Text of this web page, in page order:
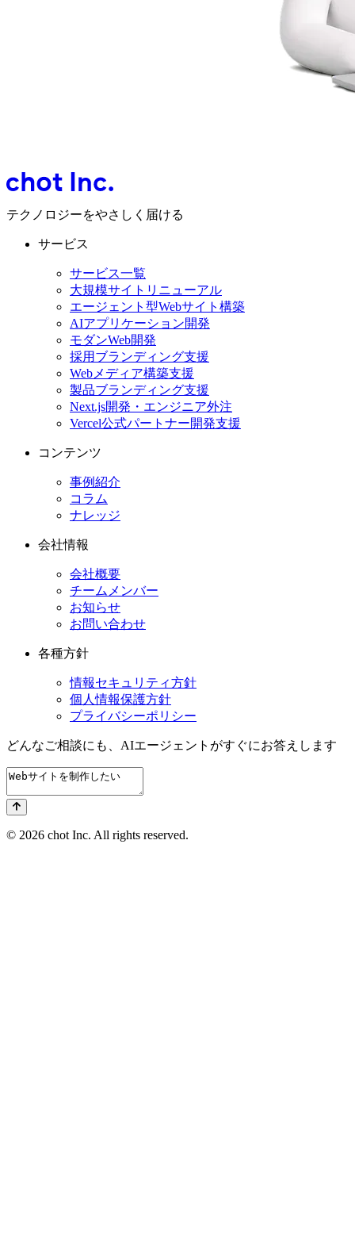
テクノロジーをやさしく届ける
サービス
サービス一覧
大規模サイトリニューアル
エージェント型Webサイト構築
AIアプリケーション開発
モダンWeb開発
採用ブランディング支援
Webメディア構築支援
製品ブランディング支援
Next.js開発・エンジニア外注
Vercel公式パートナー開発支援
コンテンツ
事例紹介
コラム
ナレッジ
会社情報
会社概要
チームメンバー
お知らせ
お問い合わせ
各種方針
情報セキュリティ方針
個人情報保護方針
プライバシーポリシー
どんなご相談にも、 AIエージェントがすぐにお答えします
© 2026 chot Inc. All rights reserved.